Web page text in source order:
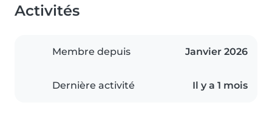
Activités
Membre depuis Janvier 2026
Dernière activité Il y a 1 mois